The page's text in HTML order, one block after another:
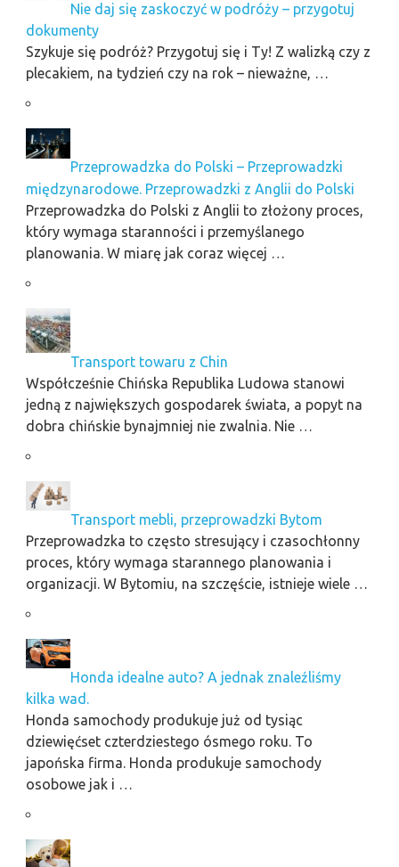
Nie daj się zaskoczyć w podróży – przygotuj
dokumenty
Szykuje się podróż? Przygotuj się i Ty! Z walizką czy z
plecakiem, na tydzień czy na rok – nieważne, …
Przeprowadzka do Polski – Przeprowadzki
międzynarodowe. Przeprowadzki z Anglii do Polski
Przeprowadzka do Polski z Anglii to złożony proces,
który wymaga staranności i przemyślanego
planowania. W miarę jak coraz więcej …
Transport towaru z Chin
Współcześnie Chińska Republika Ludowa stanowi
jedną z największych gospodarek świata, a popyt na
dobra chińskie bynajmniej nie zwalnia. Nie …
Transport mebli, przeprowadzki Bytom
Przeprowadzka to często stresujący i czasochłonny
proces, który wymaga starannego planowania i
organizacji. W Bytomiu, na szczęście, istnieje wiele …
Honda idealne auto? A jednak znaleźliśmy
kilka wad.
Honda samochody produkuje już od tysiąc
dziewięćset czterdziestego ósmego roku. To
japońska firma. Honda produkuje samochody
osobowe jak i …